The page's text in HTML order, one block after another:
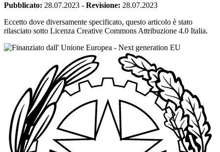
Pubblicato: 28.07.2023 - Revisione: 28.07.2023
Eccetto dove diversamente specificato, questo articolo è stato
rilasciato sotto Licenza Creative Commons Attribuzione 4.0 Italia.